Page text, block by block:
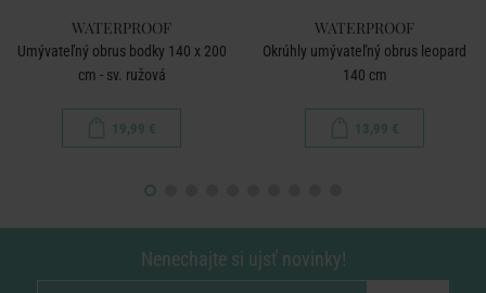
WATERPROOF
Umývateľný obrus bodky 140 x 200
cm - sv. ružová
19,99 €
WATERPROOF
Okrúhly umývateľný obrus leopard
140 cm
13,99 €
Nenechajte si ujsť novinky!